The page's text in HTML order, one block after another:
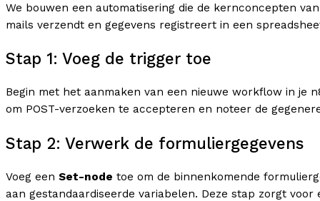
We bouwen een automatisering die de kernconcepten
mails verzendt en gegevens registreert in een
Stap 1: Voeg de trigger toe
Begin met het aanmaken van een nieuwe workflow in je
om POST-verzoeken te accepteren en noteer de
Stap 2: Verwerk de formuliergegevens
Voeg een Set-node toe om de binnenkomende
aan gestandaardiseerde variabelen. Deze stap zorgt